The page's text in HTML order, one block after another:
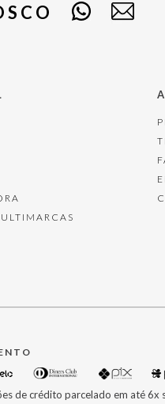
de crédito parcelado em até 6x